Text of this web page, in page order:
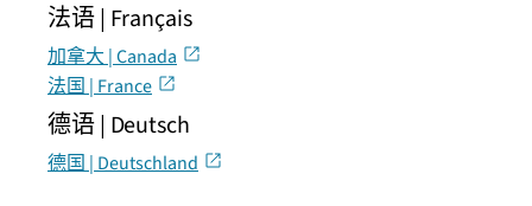
法语 | Français
加拿大 | Canada
法国 | France
德语 | Deutsch
德国 | Deutschland